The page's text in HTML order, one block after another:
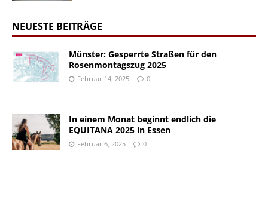
NEUESTE BEITRÄGE
Münster: Gesperrte Straßen für den
Rosenmontagszug 2025
Februar 14, 2025 0
In einem Monat beginnt endlich die
EQUITANA 2025 in Essen
Februar 6, 2025 0